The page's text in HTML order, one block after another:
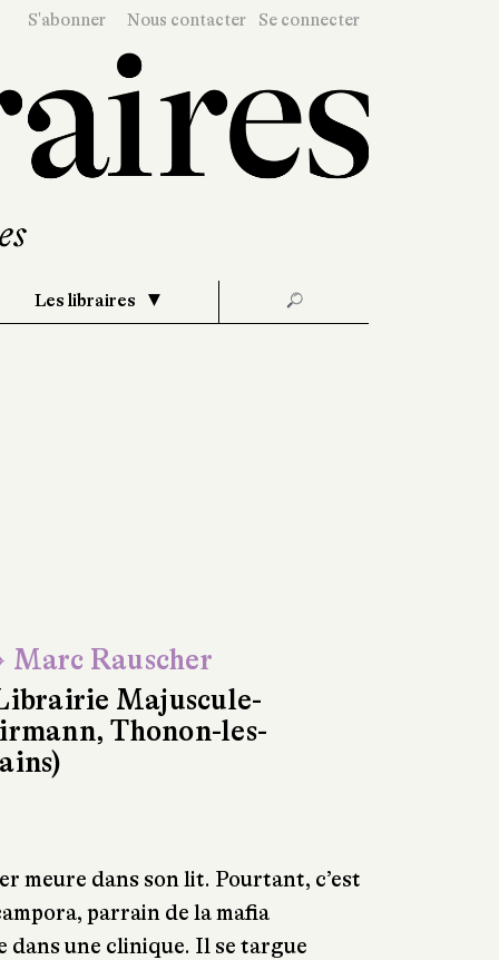
S'abonner Nous contacter Se connecter
Les libraires 🔎
Rauscher
Majuscule-
Thonon-les-
meure dans son lit. Pourtant, c’est
parrain de la mafia
dans une clinique. Il se targue